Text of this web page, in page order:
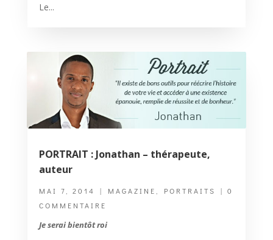
Le...
PORTRAIT : Jonathan – thérapeute,
auteur
MAI 7, 2014 | MAGAZINE, PORTRAITS
| 0
COMMENTAIRE
Je serai bientôt roi